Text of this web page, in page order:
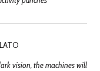
vision, the machines will